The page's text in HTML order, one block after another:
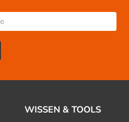
WISSEN & TOOLS